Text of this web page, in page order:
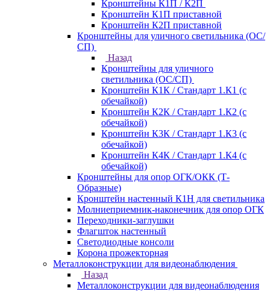
Кронштейны К1П / К2П
Кронштейн К1П приставной
Кронштейн К2П приставной
Кронштейны для уличного светильника (ОС/
СП)
Назад
Кронштейны для уличного
светильника (ОС/СП)
Кронштейн К1К / Стандарт 1.К1 (с
обечайкой)
Кронштейн К2К / Стандарт 1.К2 (с
обечайкой)
Кронштейн К3К / Стандарт 1.К3 (с
обечайкой)
Кронштейн К4К / Стандарт 1.К4 (с
обечайкой)
Кронштейны для опор ОГК/ОКК (Т-
Образные)
Кронштейн настенный К1Н для светильника
Молниеприемник-наконечник для опор ОГК
Переходники-заглушки
Флагшток настенный
Светодиодные консоли
Корона прожекторная
Металлоконструкции для видеонаблюдения
Назад
Металлоконструкции для видеонаблюдения